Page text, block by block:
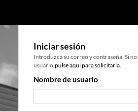
Iniciar sesión
Introduzca su correo y contraseña. Si
usuario,pulse aqui para solicitarla.
Nombre de usuario